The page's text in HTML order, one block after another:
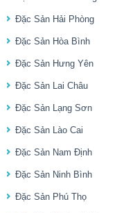
Đặc Sản Hải Phòng
Đặc Sản Hòa Bình
Đặc Sản Hưng Yên
Đặc Sản Lai Châu
Đặc Sản Lạng Sơn
Đặc Sản Lào Cai
Đặc Sản Nam Định
Đặc Sản Ninh Bình
Đặc Sản Phú Thọ